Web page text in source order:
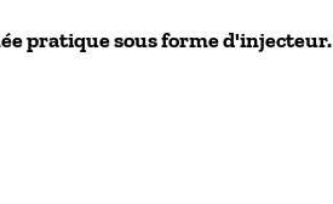
pratique sous forme d'injecteur.